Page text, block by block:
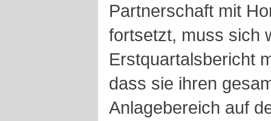
Partnerschaft mit
fortsetzt, muss sich
Erstquartalsbericht
dass sie ihren
Anlagebereich auf